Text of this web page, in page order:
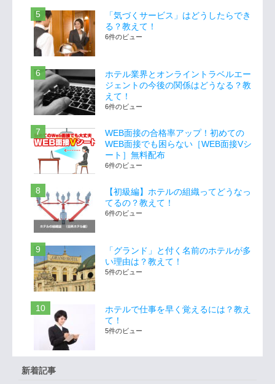
「気づくサービス」はどうしたらでき
る？教えて！
6件のビュー
ホテル業界とオンライントラベルエー
ジェントの今後の関係はどうなる？教
えて！
6件のビュー
WEB面接の合格率アップ！初めての
WEB面接でも困らない［WEB面接Vシ
ート］無料配布
6件のビュー
【初級編】ホテルの組織ってどうなっ
てるの？教えて！
6件のビュー
「グランド」と付く名前のホテルが多
い理由は？教えて！
5件のビュー
ホテルで仕事を早く覚えるには？教え
て！
5件のビュー
新着記事